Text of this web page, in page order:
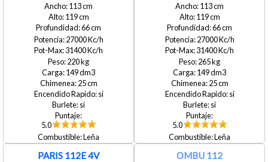
113
119
66
27000
31400
220
149
25
si
si
5.0
Leña
113
119
66
27000
31400
265
149
25
si
si
5.0
Leña
PARIS 112E 4V OMBU 112